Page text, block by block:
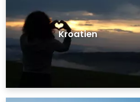
Kroatien